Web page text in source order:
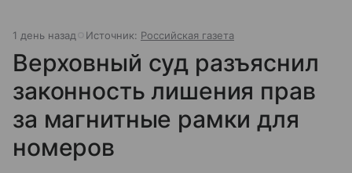
1 день назад Источник: Российская газета
Верховный суд разъяснил
законность лишения прав
за магнитные рамки для
номеров